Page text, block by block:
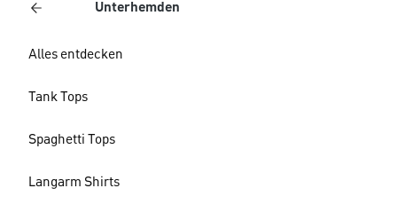
Unterhemden
Alles entdecken
Tank Tops
Spaghetti Tops
Langarm Shirts